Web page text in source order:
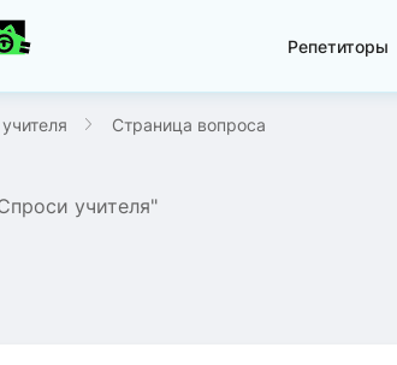
Репетиторы
Страница вопроса
учителя"